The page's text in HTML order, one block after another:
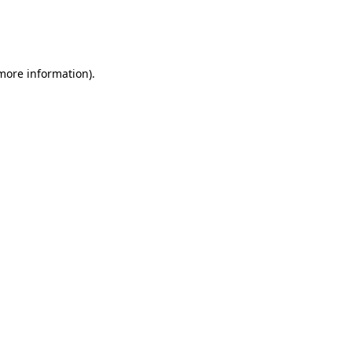
information).